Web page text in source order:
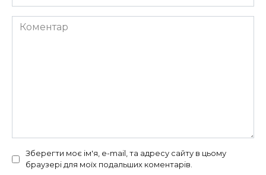
Коментар
Зберегти моє ім'я, e-mail, та адресу сайту в цьому
браузері для моїх подальших коментарів.